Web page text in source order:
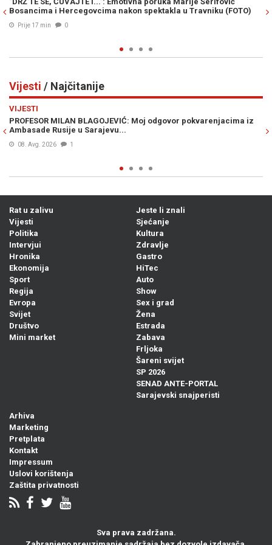
u Travniku (FOTO)
saveznike na novu prijetnju Ukrajini
Vijesti / Najčitanije
Moj odgovor pokvarenjacima iz
ŠOK NA GRANICI: Ponesete li ovo
Rat u zalivu
Vijesti
Politika
Intervjui
Hronika
Ekonomija
Sport
Regija
Evropa
Svijet
Društvo
Mini market
Jeste li znali
Sjećanje
Kultura
Zdravlje
Gastro
HiTec
Auto
Show
Sex i grad
Žena
Estrada
Zabava
Frljoka
Šareni svijet
SP 2026
SENAD ANTE-PORTAL
Sarajevski snajperisti
Arhiva
Marketing
Pretplata
Kontakt
Impressum
Uslovi korištenja
Zaštita privatnosti
Sva prava zadržana.